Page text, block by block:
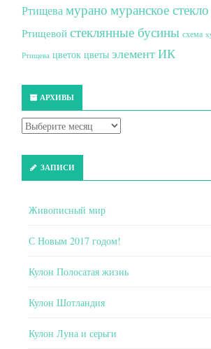
Ртищевамурано муранское стекло
Ртищевой стеклянные бусины схема
Ртищева цветок цветы элемент ИК
АРХИВЫ
ЗАПИСИ
Живописный мир
С Новым 2017 годом!
Кулон Полосатая жизнь
Кулон Шотландия
Кулон Луна и серьги